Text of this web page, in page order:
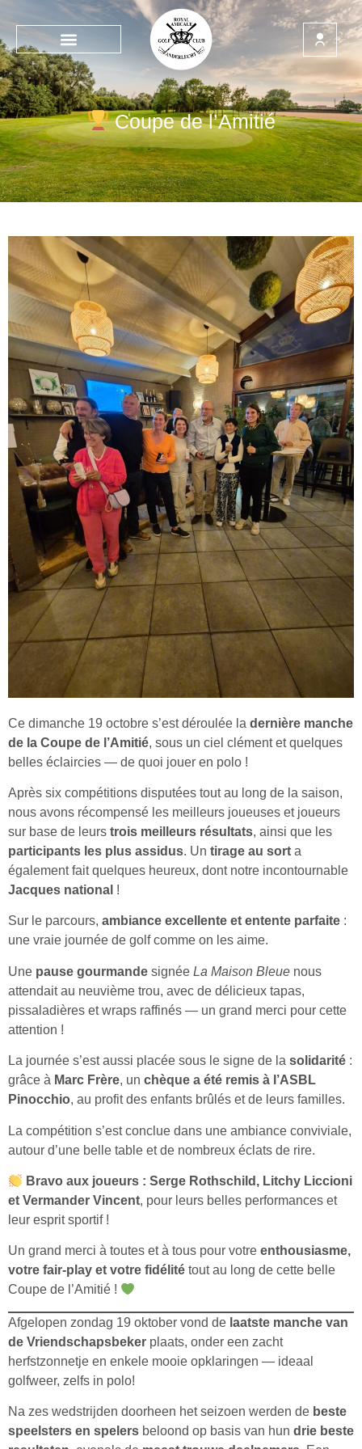
Coupe de l’Amitié
Ce dimanche 19 octobre s’est déroulée la dernière manche
de la Coupe de l’Amitié, sous un ciel clément et quelques
belles éclaircies — de quoi jouer en polo !
Après six compétitions disputées tout au long de la saison,
nous avons récompensé les meilleurs joueuses et joueurs
sur base de leurs trois meilleurs résultats, ainsi que les
participants les plus assidus. Un tirage au sort a
également fait quelques heureux, dont notre incontournable
Jacques national !
Sur le parcours, ambiance excellente et entente parfaite :
une vraie journée de golf comme on les aime.
Une pause gourmande signée La Maison Bleue nous
attendait au neuvième trou, avec de délicieux tapas,
pissaladières et wraps raffinés — un grand merci pour cette
attention !
La journée s’est aussi placée sous le signe de la solidarité :
grâce à Marc Frère, un chèque a été remis à l’ASBL
Pinocchio, au profit des enfants brûlés et de leurs familles.
La compétition s’est conclue dans une ambiance conviviale,
autour d’une belle table et de nombreux éclats de rire.
Bravo aux joueurs : Serge Rothschild, Litchy Liccioni
et Vermander Vincent, pour leurs belles performances et
leur esprit sportif !
Un grand merci à toutes et à tous pour votre enthousiasme,
votre fair-play et votre fidélité tout au long de cette belle
Coupe de l’Amitié !
Afgelopen zondag 19 oktober vond de laatste manche van
de Vriendschapsbeker plaats, onder een zacht
herfstzonnetje en enkele mooie opklaringen — ideaal
golfweer, zelfs in polo!
Na zes wedstrijden doorheen het seizoen werden de beste
speelsters en spelers beloond op basis van hun drie beste